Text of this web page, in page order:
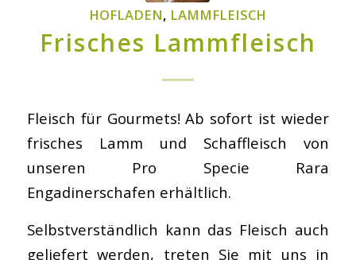
HOFLADEN, LAMMFLEISCH
Frisches Lammfleisch
Fleisch für Gourmets! Ab sofort ist wieder
frisches Lamm und Schaffleisch von
unseren Pro Specie Rara
Engadinerschafen erhältlich.
Selbstverständlich kann das Fleisch auch
geliefert werden, treten Sie mit uns in